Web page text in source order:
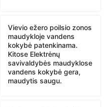
Vievio ežero poilsio zonos
maudykloje vandens
kokybė patenkinama.
Kitose Elektrėnų
savivaldybės maudyklose
vandens kokybė gera,
maudytis saugu.